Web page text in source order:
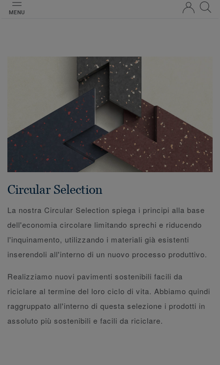
MENU
Circular Selection
La nostra Circular Selection spiega i principi alla base
dell'economia circolare limitando sprechi e riducendo
l'inquinamento, utilizzando i materiali già esistenti
inserendoli all'interno di un nuovo processo produttivo.
Realizziamo nuovi pavimenti sostenibili facili da
riciclare al termine del loro ciclo di vita. Abbiamo quindi
raggruppato all'interno di questa selezione i prodotti in
assoluto più sostenibili e facili da riciclare.